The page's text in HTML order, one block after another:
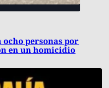
ocho personas por
en un homicidio